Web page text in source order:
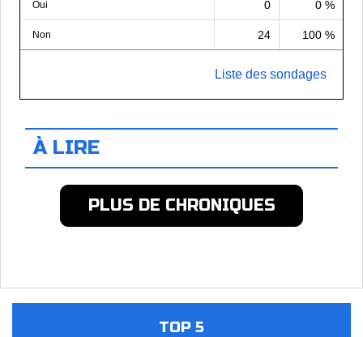
Oui 0 0 %
Non 24 100 %
Liste des sondages
À LIRE
PLUS DE CHRONIQUES
TOP 5